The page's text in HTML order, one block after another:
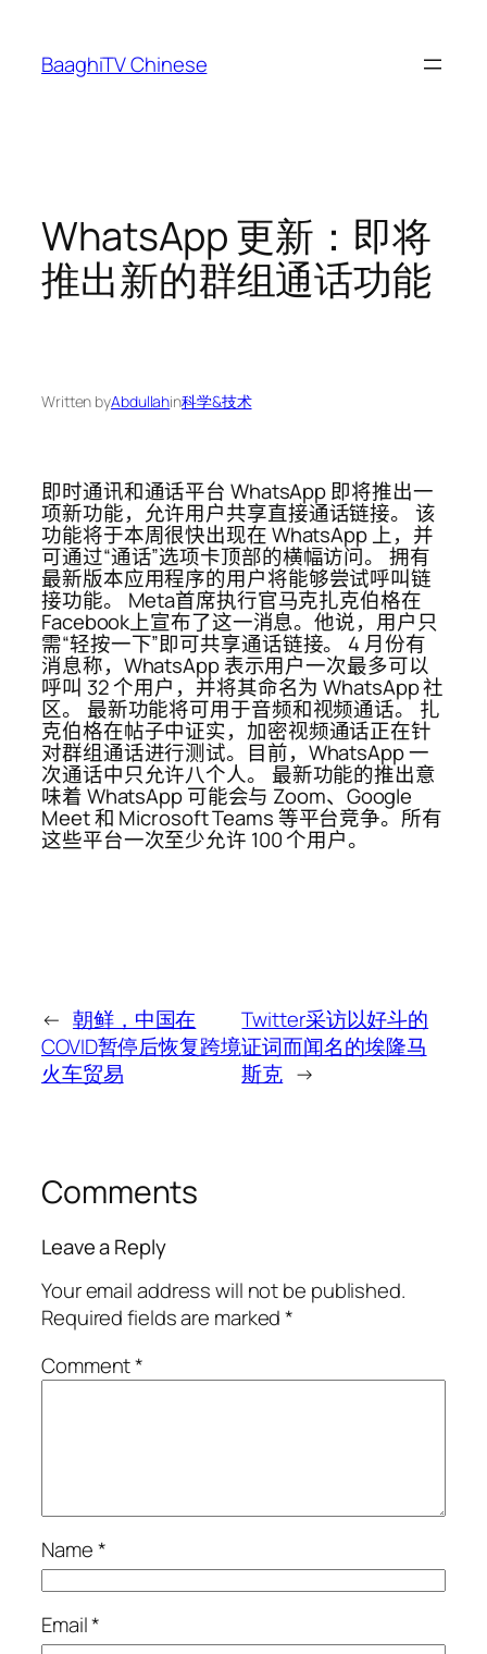
content
BaaghiTV Chinese
WhatsApp 更新：即将
推出新的群组通话功能
Written byAbdullahin科学&技术
即时通讯和通话平台 WhatsApp 即将推出一
项新功能，允许用户共享直接通话链接。 该
功能将于本周很快出现在 WhatsApp 上，并
可通过“通话”选项卡顶部的横幅访问。 拥有
最新版本应用程序的用户将能够尝试呼叫链
接功能。 Meta首席执行官马克扎克伯格在
Facebook上宣布了这一消息。他说，用户只
需“轻按一下”即可共享通话链接。 4 月份有
消息称，WhatsApp 表示用户一次最多可以
呼叫 32 个用户，并将其命名为 WhatsApp 社
区。 最新功能将可用于音频和视频通话。 扎
克伯格在帖子中证实，加密视频通话正在针
对群组通话进行测试。目前，WhatsApp 一
次通话中只允许八个人。 最新功能的推出意
味着 WhatsApp 可能会与 Zoom、Google
Meet 和 Microsoft Teams 等平台竞争。所有
这些平台一次至少允许 100 个用户。
← 朝鲜，中国在
COVID暂停后恢复跨境
火车贸易
Twitter采访以好斗的
证词而闻名的埃隆马
斯克 →
Comments
Leave a Reply
Your email address will not be published.
Required fields are marked*
Comment*
Name*
Email*